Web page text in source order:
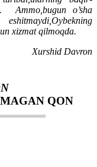
Ammo,bugun o’sha
xizmat qilmoqda.
Xurshid Davron
QON